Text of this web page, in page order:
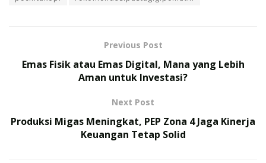
Previous Post
Emas Fisik atau Emas Digital, Mana yang Lebih
Aman untuk Investasi?
Next Post
Produksi Migas Meningkat, PEP Zona 4 Jaga Kinerja
Keuangan Tetap Solid